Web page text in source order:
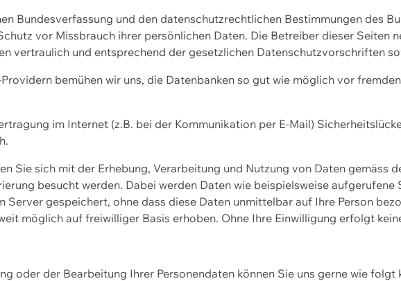
Bundesverfassung und den datenschutzrechtlichen Bestimmungen des
vor Missbrauch ihrer persönlichen Daten. Die Betreiber dieser Seiten
vertraulich und entsprechend der gesetzlichen Datenschutzvorschriften
bemühen wir uns, die Datenbanken so gut wie möglich vor
im Internet (z.B. bei der Kommunikation per E-Mail)
Sie sich mit der Erhebung, Verarbeitung und Nutzung von Daten gemäss
besucht werden. Dabei werden Daten wie beispielsweise
Server gespeichert, ohne dass diese Daten unmittelbar auf Ihre Person
möglich auf freiwilliger Basis erhoben. Ohne Ihre Einwilligung erfolgt
oder der Bearbeitung Ihrer Personendaten können Sie uns gerne wie folgt